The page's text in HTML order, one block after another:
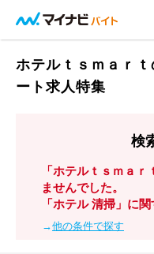
ホテルｔｓｍａｒ
ート求人特集
検
「ホテルｔｓｍａ
ませんでした。
「ホテル 清掃」に
→他の条件で探す